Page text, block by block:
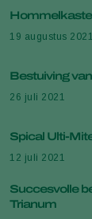
19 augustus 2021
26 juli 2021
Spical Ulti-
12 juli 2021
Succesvolle
Trianum